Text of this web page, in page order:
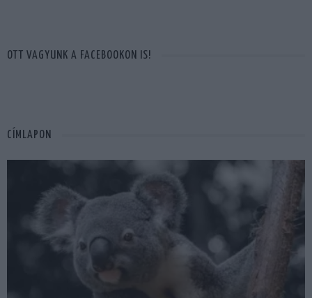
OTT VAGYUNK A FACEBOOKON IS!
CÍMLAPON